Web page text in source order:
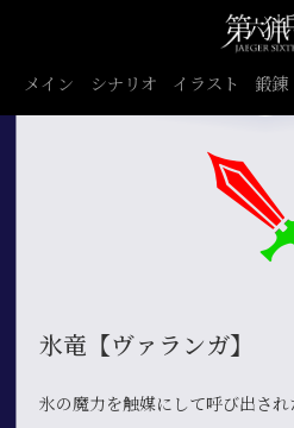
メイン シナリオ イラスト 鍛錬
氷竜【ヴァランガ】
氷の魔力を触媒にして呼び出さ